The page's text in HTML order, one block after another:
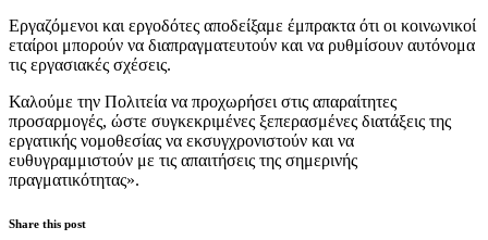
Εργαζόμενοι και εργοδότες αποδείξαμε έμπρακτα ότι οι κοινωνικοί
εταίροι μπορούν να διαπραγματευτούν και να ρυθμίσουν αυτόνομα
τις εργασιακές σχέσεις.
Καλούμε την Πολιτεία να προχωρήσει στις απαραίτητες
προσαρμογές, ώστε συγκεκριμένες ξεπερασμένες διατάξεις της
εργατικής νομοθεσίας να εκσυγχρονιστούν και να
ευθυγραμμιστούν με τις απαιτήσεις της σημερινής
πραγματικότητας».
Share this post